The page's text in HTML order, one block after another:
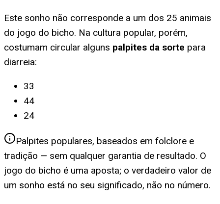
Este sonho não corresponde a um dos 25 animais
do jogo do bicho. Na cultura popular, porém,
costumam circular alguns palpites da sorte para
diarreia:
33
44
24
Palpites populares, baseados em folclore e
tradição — sem qualquer garantia de resultado. O
jogo do bicho é uma aposta; o verdadeiro valor de
um sonho está no seu significado, não no número.